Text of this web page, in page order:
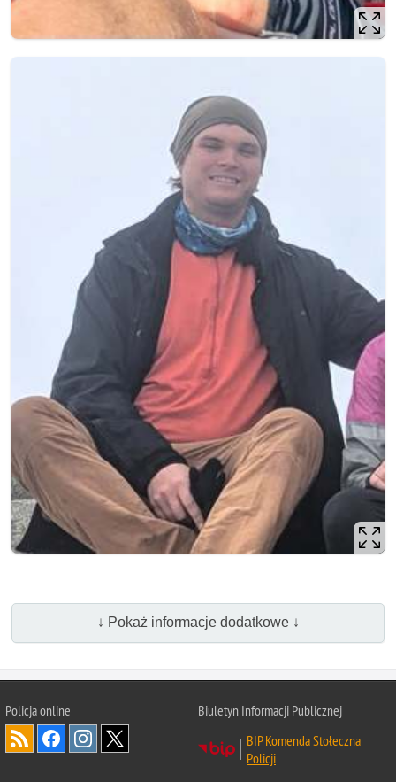
↓ Pokaż informacje dodatkowe ↓
Policja online
Biuletyn Informacji Publicznej
BIP Komenda Stołeczna
Policji